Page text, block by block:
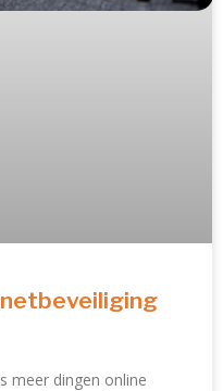
meer dingen online